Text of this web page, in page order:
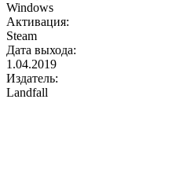
Windows
Активация:
Steam
Дата выхода:
1.04.2019
Издатель:
Landfall